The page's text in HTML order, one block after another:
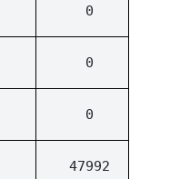
0
0
0
47992